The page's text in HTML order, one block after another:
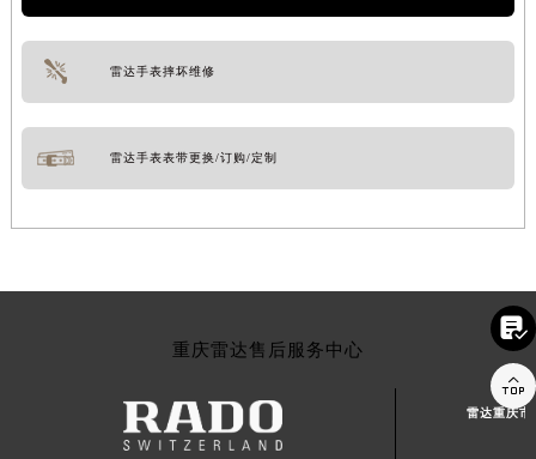
雷达手表摔坏维修
雷达手表表带更换/订购/定制
重庆雷达售后服务中心
雷达重庆市

